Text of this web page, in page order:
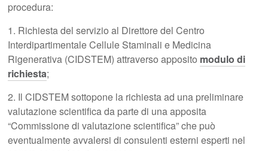
procedura:
1. Richiesta del servizio al Direttore del Centro
Interdipartimentale Cellule Staminali e Medicina
Rigenerativa (CIDSTEM) attraverso apposito modulo di
richiesta;
2. Il CIDSTEM sottopone la richiesta ad una preliminare
valutazione scientifica da parte di una apposita
“Commissione di valutazione scientifica” che può
eventualmente avvalersi di consulenti esterni esperti nel